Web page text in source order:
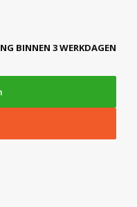
BINNEN 3 WERKDAGEN